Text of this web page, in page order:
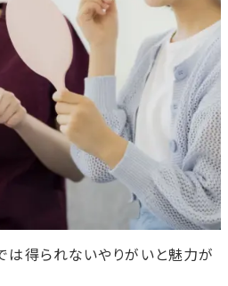
は得られないやりがいと魅力が